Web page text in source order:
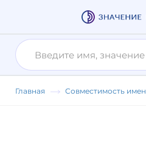
Главная Совместимость имен